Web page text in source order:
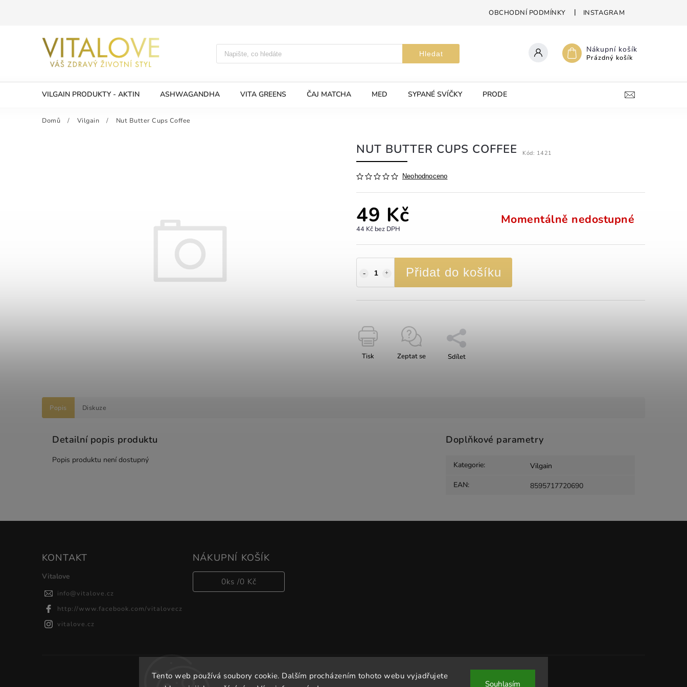
Tento web používá soubory cookie. Dalším procházením tohoto webu vyjadřujete
Souhlasím
OBCHODNÍ PODMÍNKY INSTAGRAM
Hledat Nákupní košík
Prázdný košík
VILGAIN PRODUKTY - AKTIN ASHWAGANDHA VITA GREENS ČAJ MATCHA MED SYPANÉ SVÍČKY PRODEJNA
Domů / Vilgain / Nut Butter Cups Coffee
NUT BUTTER CUPS COFFEE Kód: 1421
Neohodnoceno
49 Kč
44 Kč bez DPH
Momentálně nedostupné
Přidat do košíku
Tisk Zeptat se Sdílet
Popis Diskuze
Detailní popis produktu
Popis produktu není dostupný
Doplňkové parametry
Kategorie:
Vilgain
EAN: 8595717720690
KONTAKT
Vitalove
info@vitalove.cz
http://www.facebook.com/vitalovecz
vitalove.cz
NÁKUPNÍ KOŠÍK
0ks /0 Kč
Copyright 2026 Vitalove. Všechna práva vyhrazena.